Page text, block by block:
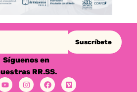
Suscríbete
Síguenos en
RR.SS.